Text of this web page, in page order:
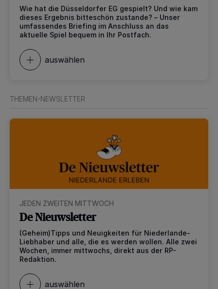
Wie hat die Düsseldorfer EG gespielt? Und wie kam
dieses Ergebnis bitteschön zustande? – Unser
umfassendes Briefing im Anschluss an das
aktuelle Spiel bequem in Ihr Postfach.
auswählen
THEMEN-NEWSLETTER
JEDEN ZWEITEN MITTWOCH
De Nieuwsletter
(Geheim)Tipps und Neuigkeiten für Niederlande-
Liebhaber und alle, die es werden wollen. Alle zwei
Wochen, immer mittwochs, direkt aus der RP-
Redaktion.
auswählen